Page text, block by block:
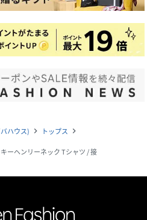
ハウス) navigate_next トップス navigate_next
ーヘンリーネック Tシャツ / 接